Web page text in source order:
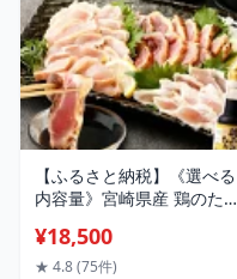
【ふるさと納税】《選べる
内容量》宮崎県産 鶏のたた
2.4kg 約4.4kg 約8.8kg) 鶏
肉 鳥肉 鳥刺し 鶏刺し 鳥 鶏
¥18,500
★ 4.8 (75件)